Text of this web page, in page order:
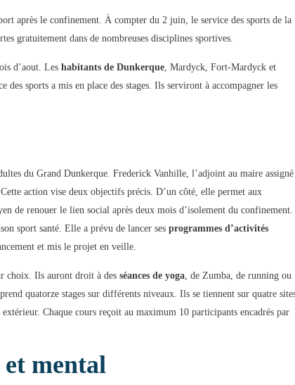
après le confinement. À compter du 2 juin, le service des sports de la
gratuitement dans de nombreuses disciplines sportives.
d’aout. Les habitants de Dunkerque , Mardyck, Fort-Mardyck et
sports a mis en place des stages. Ils serviront à accompagner les
du Grand Dunkerque. Frederick Vanhille, l’adjoint au maire assigné
action vise deux objectifs précis. D’un côté, elle permet aux
de renouer le lien social après deux mois d’isolement du confinement.
sport santé. Elle a prévu de lancer ses programmes d’activités
et mis le projet en veille.
choix. Ils auront droit à des séances de yoga , de Zumba, de running ou
quatorze stages sur différents niveaux. Ils se tiennent sur quatre
extérieur. Chaque cours reçoit au maximum 10 participants encadrés par
mental